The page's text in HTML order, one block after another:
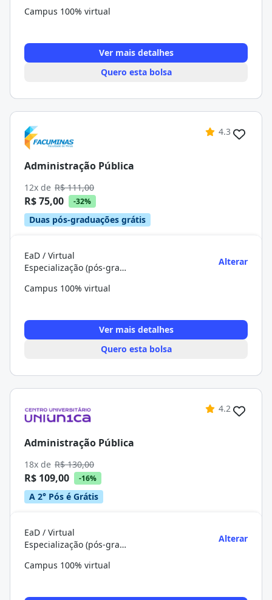
Campus 100% virtual
Ver mais detalhes
Quero esta bolsa
4.3
Administração Pública
12x de R$ 111,00
R$ 75,00 -32%
Duas pós-graduações grátis
EaD / Virtual
Especialização (pós-graduação)
Alterar
Campus 100% virtual
Ver mais detalhes
Quero esta bolsa
4.2
Administração Pública
18x de R$ 130,00
R$ 109,00 -16%
A 2° Pós é Grátis
EaD / Virtual
Especialização (pós-graduação)
Alterar
Campus 100% virtual